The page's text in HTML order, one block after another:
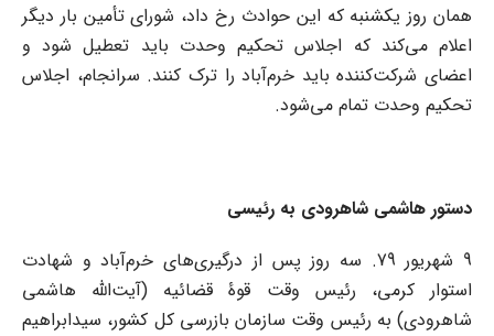
همان روز یکشنبه که این حوادث رخ داد، شورای تأمین بار دیگر
اعلام می‌کند که اجلاس تحکیم وحدت باید تعطیل شود و
اعضای شرکت‌کننده باید خرم‌آباد را ترک کنند. سرانجام، اجلاس
تحکیم وحدت تمام می‌شود.
دستور هاشمی شاهرودی به رئیسی
9 شهریور 79. سه روز پس از درگیری‌های خرم‌آباد و شهادت
استوار کرمی، رئیس وقت قوۀ قضائیه (آیت‌الله هاشمی
شاهرودی) به رئیس وقت سازمان بازرسی کل کشور، سیدابراهیم